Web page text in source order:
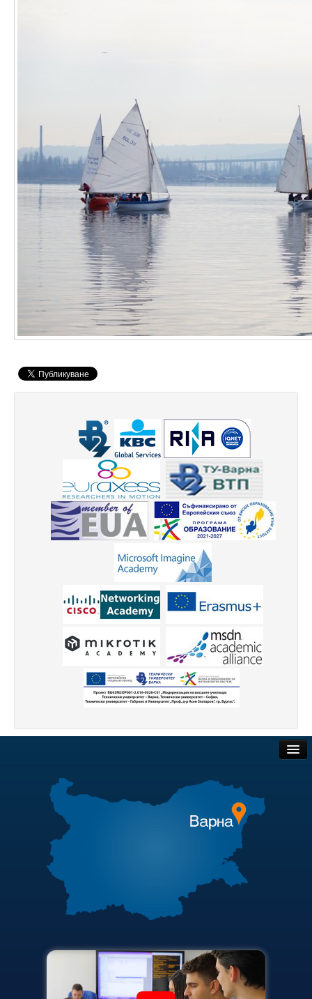
Отдели и Центрове
Библиотека
Спортен комплекс
Студентски стол
Почивни бази
Общежития
Безжичен интернет
Сертификати
Одити
Защита на личните данни
Декларация за достъпност
Достъп до информация
Нормативни документи
Научна дейност
Бюлетин с проектна информация
Конкурси за научни проекти
Докторанти
Научноизследователски институт
ННП Млади учени и постдокторанти – 2, втори етап
ННП Млади учени и постдокторанти – 2, втори етап -
Национална програма "Млади учени и
Научна програма „Млади учени и постдокторанти“ 2020
Научна програма „Млади учени и постдокторанти“ 2021
Научна програма „Млади учени и постдокторанти“ 2019
Конференции организирани/подкрепени от ТУ-Варна -
Търгове и наеми
Полезни връзки
Актуални документи
Академичен съвет
Финансова информация
Карта на сайта